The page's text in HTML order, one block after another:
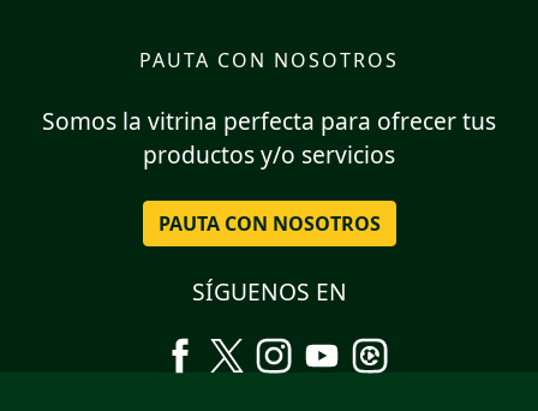
PAUTA CON NOSOTROS
Somos la vitrina perfecta para ofrecer tus
productos y/o servicios
PAUTA CON NOSOTROS
SÍGUENOS EN